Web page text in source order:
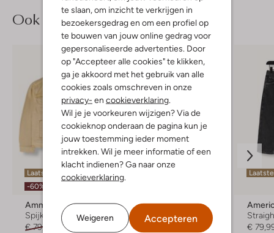
te slaan, om inzicht te verkrijgen in
bezoekersgedrag en om een profiel op
te bouwen van jouw online gedrag voor
gepersonaliseerde advertenties. Door
op "Accepteer alle cookies" te klikken,
ga je akkoord met het gebruik van alle
cookies zoals omschreven in onze
privacy- en cookieverklaring
Wil je je voorkeuren wijzigen? Via de
cookieknop onderaan de pagina kun je
jouw toestemming ieder moment
intrekken. Wil je meer informatie of een
klacht indienen? Ga naar onze
cookieverklaring
Weigeren Accepteren
Ook iets voor jou?
Laatste items
-60%
Ammehoela
Spijkerjas
€ 79,95
€ 31,95
Alwero
Bodywarmer
€